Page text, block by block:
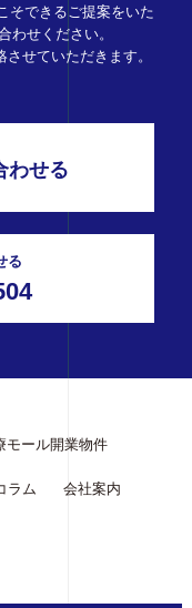
そできるご提案をいた
わせください。
せていただきます。
わせる
る
モール開業物件
ラム 会社案内